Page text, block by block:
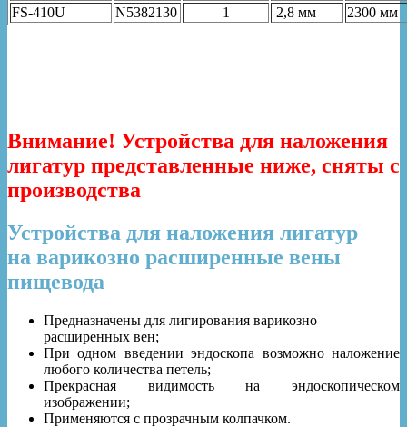
FS-410U
N5382130 1 2,8 мм 2300 мм
Внимание! Устройства для наложения
лигатур представленные ниже, сняты с
производства
Устройства для наложения лигатур
на варикозно расширенные вены
пищевода
Предназначены для лигирования варикозно
расширенных вен;
При одном введении эндоскопа возможно наложение
любого количества петель;
Прекрасная видимость на эндоскопическом
изображении;
Применяются с прозрачным колпачком.